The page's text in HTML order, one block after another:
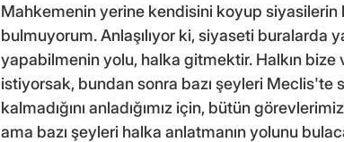
Mahkemenin yerine kendisini koyup
bulmuyorum. Anlaşılıyor ki, siyaseti buralarda
yapabilmenin yolu, halka gitmektir. Halkın
istiyorsak, bundan sonra bazı şeyleri Meclis'te
kalmadığını anladığımız için, bütün
ama bazı şeyleri halka anlatmanın yolunu